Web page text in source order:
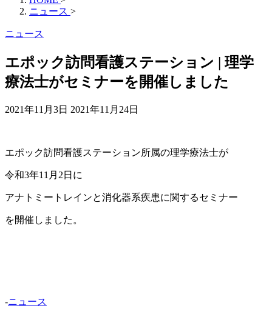
ニュース >
ニュース
エポック訪問看護ステーション | 理学
療法士がセミナーを開催しました
2021年11月3日 2021年11月24日
エポック訪問看護ステーション所属の理学療法士が
令和3年11月2日に
アナトミートレインと消化器系疾患に関するセミナー
を開催しました。
-ニュース